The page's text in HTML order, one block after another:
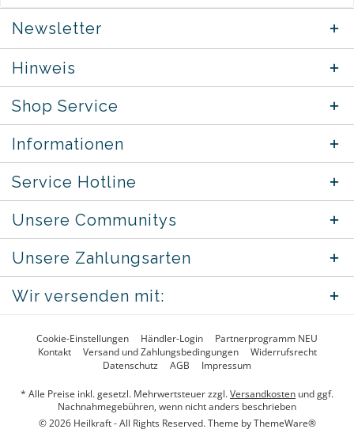
Newsletter
Hinweis
Shop Service
Informationen
Service Hotline
Unsere Communitys
Unsere Zahlungsarten
Wir versenden mit:
Cookie-Einstellungen Händler-Login
Partnerprogramm NEU
Kontakt
Versand und Zahlungsbedingungen
Widerrufsrecht
Datenschutz
AGB Impressum
* Alle Preise inkl. gesetzl. Mehrwertsteuer zzgl.Versandkosten und ggf.
Nachnahmegebühren, wenn nicht anders beschrieben
© 2026 Heilkraft - All Rights Reserved. Theme byThemeWare®